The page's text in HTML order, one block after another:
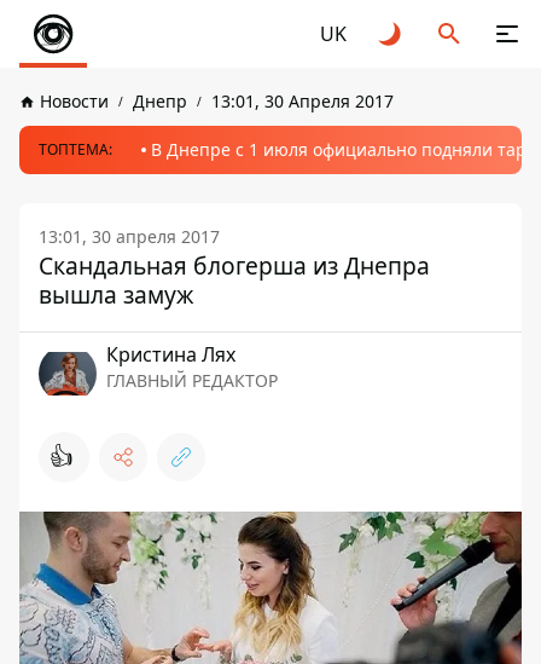
UK
Новости Днепр 13:01, 30 Апреля 2017
ТОПТЕМА: В Днепре с 1 июля официально подняли
13:01, 30 апреля 2017
Скандальная блогерша из Днепра
вышла замуж
Кристина Лях
ГЛАВНЫЙ РЕДАКТОР
👍